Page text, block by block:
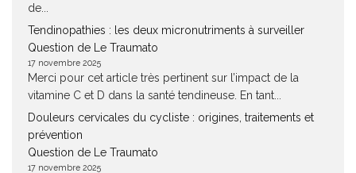
de...
Tendinopathies : les deux micronutriments à surveiller
Question de Le Traumato
17 novembre 2025
Merci pour cet article très pertinent sur l’impact de la
vitamine C et D dans la santé tendineuse. En tant...
Douleurs cervicales du cycliste : origines, traitements et
prévention
Question de Le Traumato
17 novembre 2025